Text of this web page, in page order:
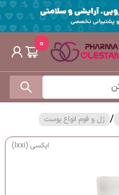
0
/ ژل و فوم انواع پوست
ایکسی (Ixxi)